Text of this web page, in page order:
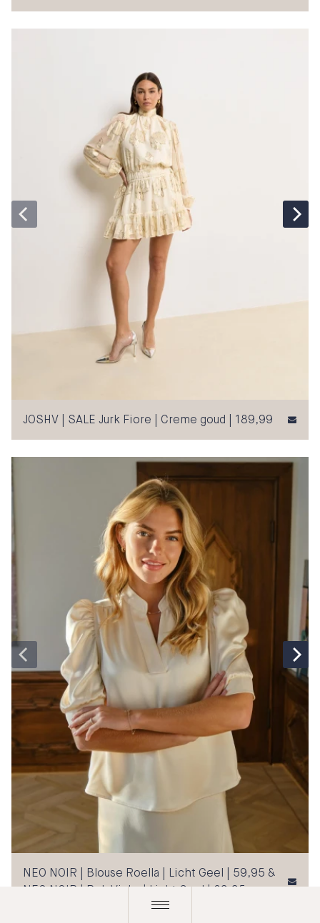
JOSHV | SALE Jurk Fiore | Creme goud | 189,99
NEO NOIR | Blouse Roella | Licht Geel | 59,95 &
NEO NOIR | Rok Vicky | Licht Geel | 69,95